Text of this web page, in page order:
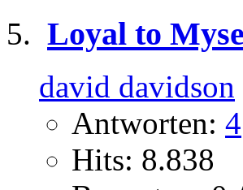
Loyal to
david davidson
Antworten: 4
Hits: 8.838